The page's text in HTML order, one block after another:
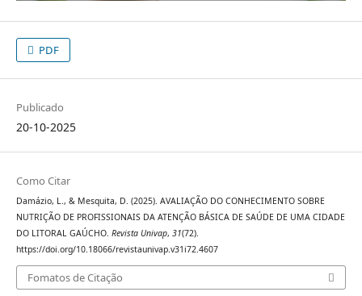
PDF
Publicado
20-10-2025
Como Citar
Damázio, L., & Mesquita, D. (2025). AVALIAÇÃO DO CONHECIMENTO SOBRE
NUTRIÇÃO DE PROFISSIONAIS DA ATENÇÃO BÁSICA DE SAÚDE DE UMA CIDADE
DO LITORAL GAÚCHO. Revista Univap, 31(72).
https://doi.org/10.18066/revistaunivap.v31i72.4607
Fomatos de Citação